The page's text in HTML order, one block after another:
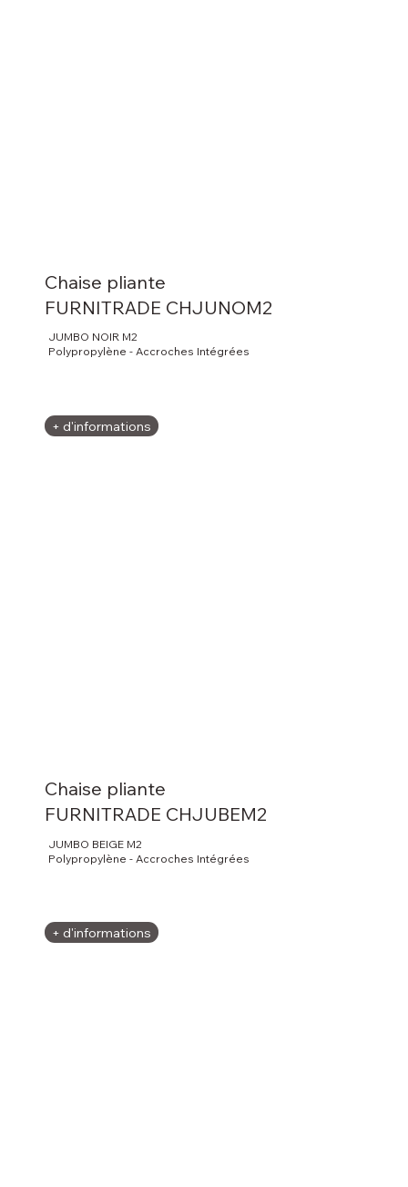
Chaise pliante
FURNITRADE CHJUNOM2
JUMBO NOIR M2
Polypropylène - Accroches Intégrées
+ d'informations
Chaise pliante
FURNITRADE CHJUBEM2
JUMBO BEIGE M2
Polypropylène - Accroches Intégrées
+ d'informations